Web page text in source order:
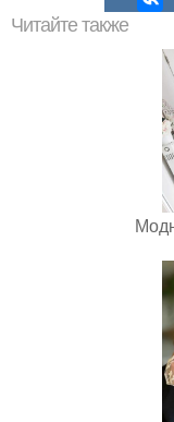
Читайте также